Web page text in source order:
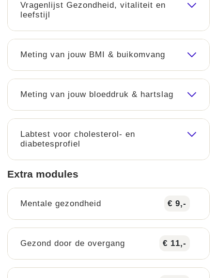
Vragenlijst Gezondheid, vitaliteit en
leefstijl
Meting van jouw BMI & buikomvang
Meting van jouw bloeddruk & hartslag
Labtest voor cholesterol- en
diabetesprofiel
Extra modules
Mentale gezondheid € 9,-
Gezond door de overgang € 11,-